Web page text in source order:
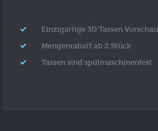
Einzigartige 3D Tassen Vorschau
Mengenrabatt ab 2 Stück
Tassen sind spülmaschinenfest